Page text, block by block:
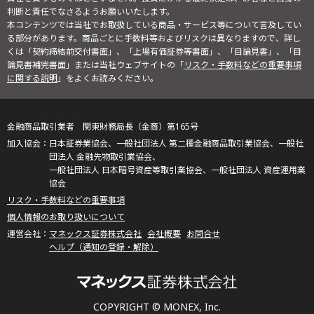
判断と責任でなさるようお願いいたします。
本コンテンツでは当社でお取扱している商品・サービス等について言及してい
る部分があります。商品ごとに手数料等およびリスクは異なりますので、詳し
くは「契約締結前交付書面」、「上場有価証券等書面」、「目論見書」、「目
論見書補完書面」または当社ウェブサイトの「リスク・手数料などの重要事項
に関する説明」をよくお読みください。
COPYRIGHT © MONEX, Inc.
金融商品取引業者 関東財務局長（金商）第165号
日本証券業協会、一般社団法人 第二種金融商品取引業協会、一般社
団法人 金融先物取引業協会、
一般社団法人 日本暗号資産等取引業協会、一般社団法人 資産運用業
協会
リスク・手数料などの重要事項
個人情報のお取り扱いについて
マネックス証券株式会社 会社概要 お問合せ
ヘルプ（通知の登録・解除）